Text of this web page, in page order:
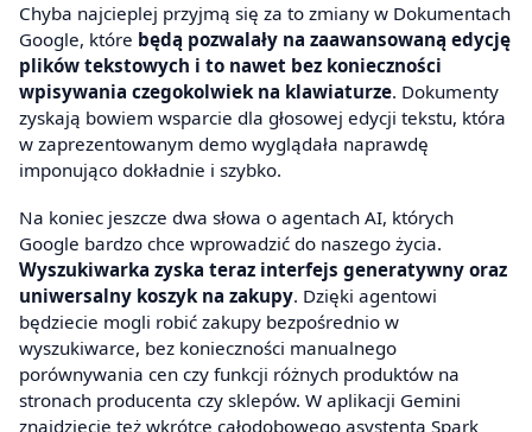
Chyba najcieplej przyjmą się za to zmiany w Dokumentach
Google, które będą pozwalały na zaawansowaną edycję
plików tekstowych i to nawet bez konieczności
wpisywania czegokolwiek na klawiaturze. Dokumenty
zyskają bowiem wsparcie dla głosowej edycji tekstu, która
w zaprezentowanym demo wyglądała naprawdę
imponująco dokładnie i szybko.
Na koniec jeszcze dwa słowa o agentach AI, których
Google bardzo chce wprowadzić do naszego życia.
Wyszukiwarka zyska teraz interfejs generatywny oraz
uniwersalny koszyk na zakupy. Dzięki agentowi
będziecie mogli robić zakupy bezpośrednio w
wyszukiwarce, bez konieczności manualnego
porównywania cen czy funkcji różnych produktów na
stronach producenta czy sklepów. W aplikacji Gemini
znajdziecie też wkrótce całodobowego asystenta Spark